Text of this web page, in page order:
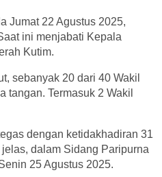
Jumat 22 Agustus 2025,
ini menjabati Kepala
Kutim.
sebanyak 20 dari 40 Wakil
tangan. Termasuk 2 Wakil
dengan ketidakhadiran 31
dalam Sidang Paripurna
25 Agustus 2025.